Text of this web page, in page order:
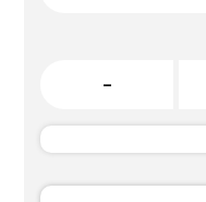
-